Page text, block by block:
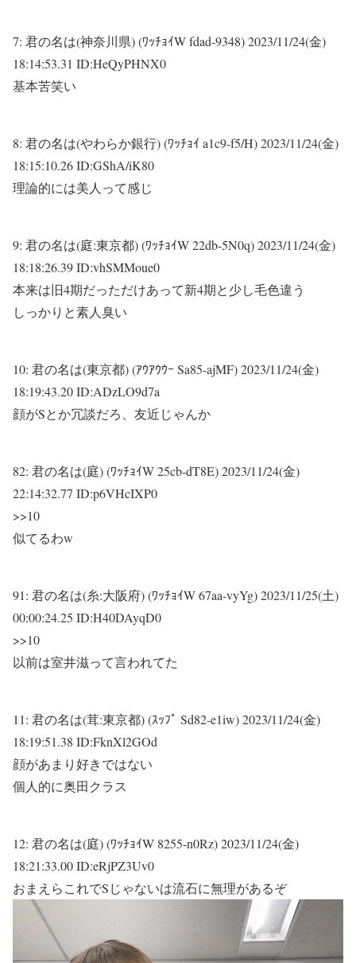
7: 君の名は(神奈川県) (ﾜｯﾁｮｲW fdad-9348)2023/11/24(金)
18:14:53.31 ID:HeQyPHNX0
基本苦笑い
8: 君の名は(やわらか銀行) (ﾜｯﾁｮｲ a1c9-f5/H)2023/11/24(金)
18:15:10.26 ID:GShA/iK80
理論的には美人って感じ
9: 君の名は(庭:東京都) (ﾜｯﾁｮｲW 22db-5N0q)2023/11/24(金)
18:18:26.39 ID:vhSMMoue0
本来は旧4期だっただけあって新4期と少し毛色違う
しっかりと素人臭い
10: 君の名は(東京都) (ｱｳｱｳｳｰ Sa85-ajMF)2023/11/24(金)
18:19:43.20 ID:ADzLO9d7a
顔がSとか冗談だろ、友近じゃんか
82: 君の名は(庭) (ﾜｯﾁｮｲW 25cb-dT8E)2023/11/24(金)
22:14:32.77 ID:p6VHcIXP0
>>10
似てるわw
91: 君の名は(糸:大阪府) (ﾜｯﾁｮｲW 67aa-vyYg)2023/11/25(土)
00:00:24.25 ID:H40DAyqD0
>>10
以前は室井滋って言われてた
11: 君の名は(茸:東京都) (ｽｯﾌﾟ Sd82-e1iw)2023/11/24(金)
18:19:51.38 ID:FknXl2GOd
顔があまり好きではない
個人的に奥田クラス
12: 君の名は(庭) (ﾜｯﾁｮｲW 8255-n0Rz)2023/11/24(金)
18:21:33.00 ID:eRjPZ3Uv0
おまえらこれでSじゃないは流石に無理があるぞ